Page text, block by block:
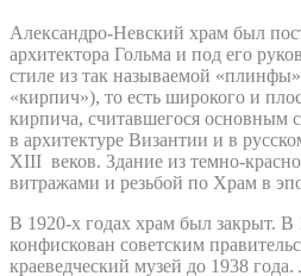
Александро-Невский храм был
архитектора Гольма и под его
стиле из так называемой
«кирпич»), то есть широкого и
кирпича, считавшегося основным
в архитектуре Византии и в
XIII веков. Здание из темно-
витражами и резьбой по Храм в
В 1920-х годах храм был закрыт. В
конфискован советским
краеведческий музей до 1938